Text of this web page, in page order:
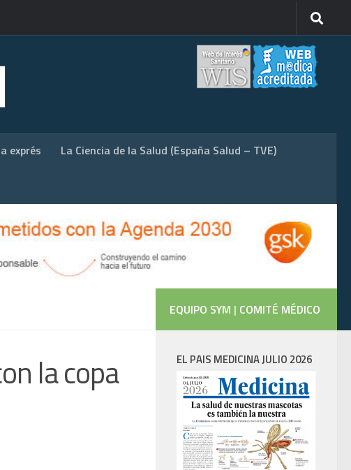
exprés La Ciencia de la Salud (España Salud – TVE)
la copa
EQUIPO SYM | COMITÉ MÉDICO
EL PAIS MEDICINA JULIO 2026